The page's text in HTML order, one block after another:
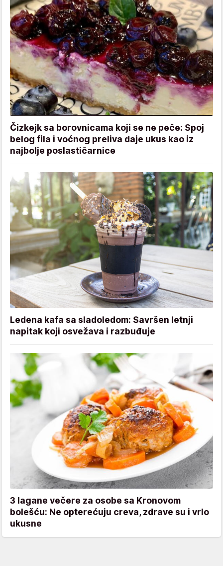
Čizkejk sa borovnicama koji se ne peče: Spoj
belog fila i voćnog preliva daje ukus kao iz
najbolje poslastičarnice
Ledena kafa sa sladoledom: Savršen letnji
napitak koji osvežava i razbuđuje
3 lagane večere za osobe sa Kronovom
bolešću: Ne opterećuju creva, zdrave su i vrlo
ukusne